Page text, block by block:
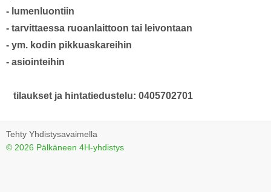
- lumenluontiin
- tarvittaessa ruoanlaittoon tai leivontaan
- ym. kodin pikkuaskareihin
- asiointeihin
tilaukset ja hintatiedustelu: 0405702701
Tehty Yhdistysavaimella
© 2026 Pälkäneen 4H-yhdistys